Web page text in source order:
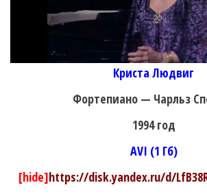
Криста Людвиг
Фортепиано — Чарльз
1994 год
AVI (1 Гб)
[hide]https://disk.yandex.ru/d/